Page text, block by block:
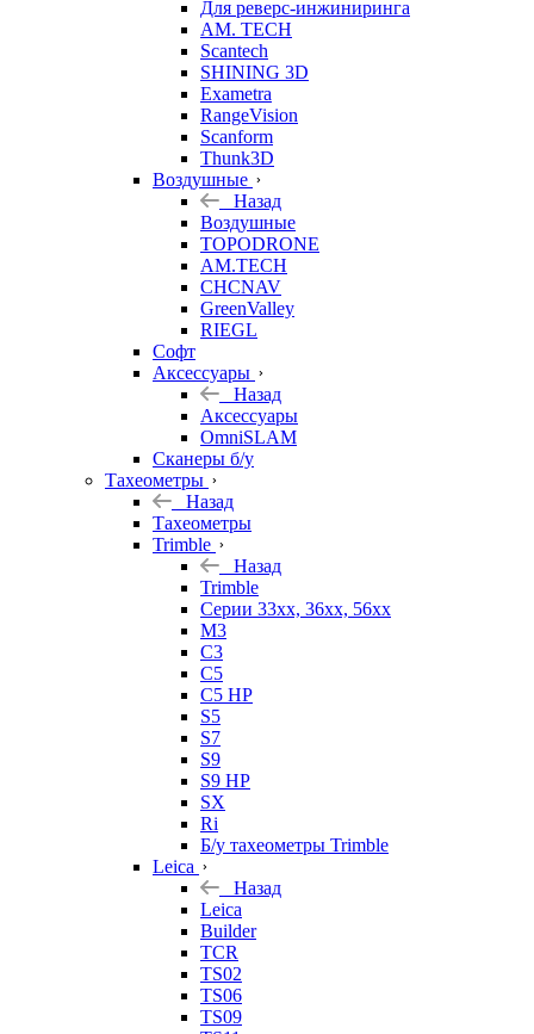
Для реверс-инжиниринга
AM. TECH
Scantech
SHINING 3D
Exametra
RangeVision
Scanform
Thunk3D
Воздушные
Назад
Воздушные
TOPODRONE
AM.TECH
CHCNAV
GreenValley
RIEGL
Софт
Аксессуары
Назад
Аксессуары
OmniSLAM
Сканеры б/у
Тахеометры
Назад
Тахеометры
Trimble
Назад
Trimble
Серии 33xx, 36xx, 56xx
M3
C3
C5
C5 HP
S5
S7
S9
S9 HP
SX
Ri
Б/у тахеометры Trimble
Leica
Назад
Leica
Builder
TCR
TS02
TS06
TS09